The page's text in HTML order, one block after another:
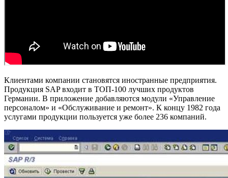
Клиентами компании становятся иностранные предприятия.
Продукция SAP входит в ТОП-100 лучших продуктов
Германии. В приложение добавляются модули «Управление
персоналом» и «Обслуживание и ремонт». К концу 1982 года
услугами продукции пользуется уже более 236 компаний.